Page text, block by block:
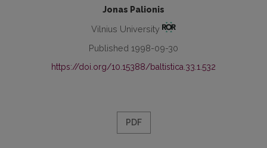
Jonas Palionis
Vilnius University
Published 1998-09-30
https://doi.org/10.15388/baltistica.33.1.532
PDF